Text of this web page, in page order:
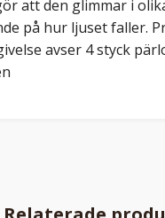
att den glimmar i
på hur ljuset faller.
avser 4 styck